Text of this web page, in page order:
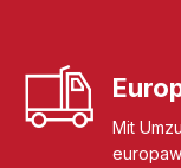
Mit